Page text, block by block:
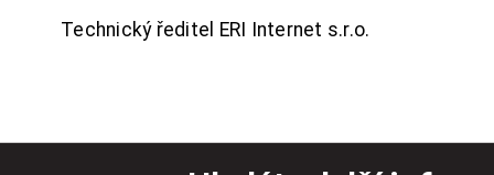
Technický ředitel ERI Internet s.r.o.